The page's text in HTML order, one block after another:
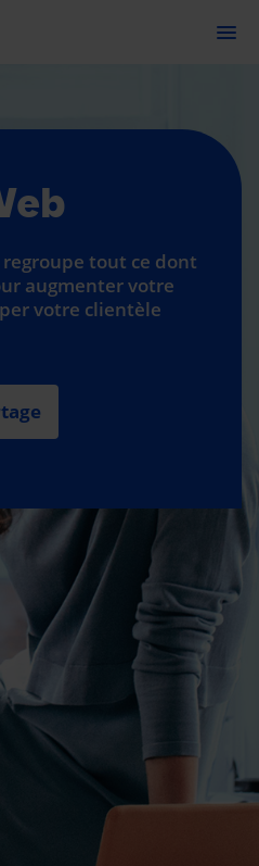
tout ce dont
augmenter votre
votre clientèle